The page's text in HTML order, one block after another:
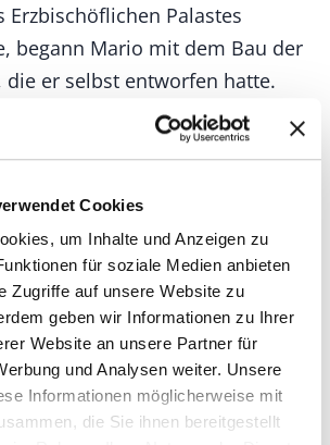
Cookies
um Inhalte und Anzeigen zu
für soziale Medien anbieten
Zugriffe auf unsere Website zu
geben wir Informationen zu Ihrer
Website an unsere Partner für
und Analysen weiter. Unsere
Informationen möglicherweise mit
die Sie ihnen bereitgestellt
Erzbischöflichen Palastes
begann Mario mit dem Bau der
die er selbst entworfen hatte.
in menschlichem
ist, um nach der Pflege
besten Ertrag an Trauben zu
inmitten der Weinberge
eines der wenigen auf der Welt,
seinen eigenen Weinbergen